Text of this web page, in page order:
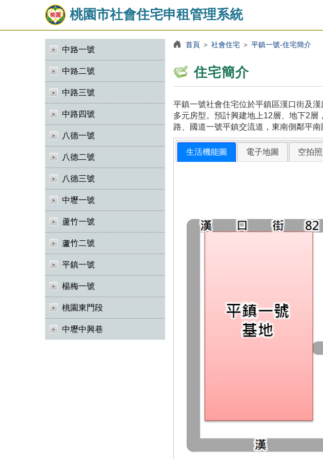
桃園市社會住宅申租管理系統
中路一號
中路二號
中路三號
中路四號
八德一號
八德二號
八德三號
中壢一號
蘆竹一號
蘆竹二號
平鎮一號
楊梅一號
桃園東門段
中壢中興巷
首頁＞ 社會住宅＞ 平鎮一號-住宅簡介
住宅簡介
平鎮一號社會住宅位於平鎮區漢口街及
多元房型。預計興建地上12層、地下2
路、國道一號平鎮交流道，東南側鄰平
生活機能圖 電子地圖 空拍